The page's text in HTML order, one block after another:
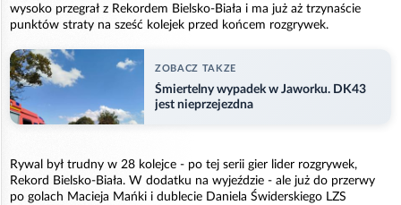
wysoko przegrał z Rekordem Bielsko-Biała i ma już aż trzynaście
punktów straty na sześć kolejek przed końcem rozgrywek.
ZOBACZ TAKZE
Śmiertelny wypadek w Jaworku. DK43
jest nieprzejezdna
Rywal był trudny w 28 kolejce - po tej serii gier lider rozgrywek,
Rekord Bielsko-Biała. W dodatku na wyjeździe - ale już do przerwy
po golach Macieja Mańki i dublecie Daniela Świderskiego LZS